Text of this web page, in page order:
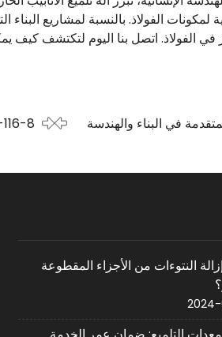
في البناء والهندسة
النتوءات من الأجزاء المقطوعة